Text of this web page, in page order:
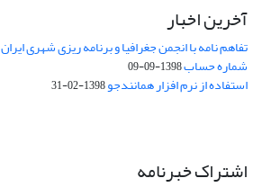
آخرین اخبار
تفاهم نامه با انجمن جغرافیا و برنامه ریزی شهری ایران
شماره حساب1398-09-09
استفاده از نرم افزار همانندجو1398-02-31
اشتراک خبرنامه